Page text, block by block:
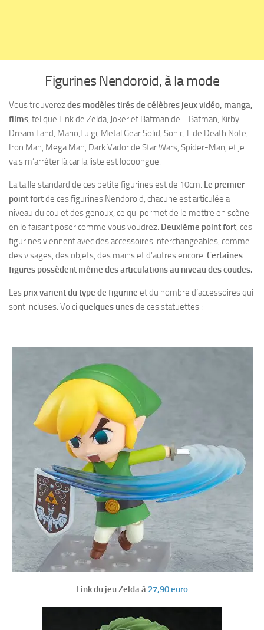
Figurines Nendoroid, à la mode
Vous trouverezdes modèles tirés de célèbres jeux vidéo, manga,
films, tel que Link de Zelda, Joker et Batman de… Batman, Kirby
Dream Land, Mario,Luigi, Metal Gear Solid, Sonic, L de Death Note,
Iron Man, Mega Man, Dark Vador de Star Wars, Spider-Man, et je
vais m’arrêter là car la liste est loooongue.
La taille standard de ces petite figurines est de 10cm. Le premier
point fortde ces figurines Nendoroid, chacune est articulée a
niveau du cou et des genoux, ce qui permet de le mettre en scène
en le faisant poser comme vous voudrez. Deuxième point fort, ces
figurines viennent avec des accessoires interchangeables, comme
des visages, des objets, des mains et d’autres encore. Certaines
figures possèdent même des articulations au niveau des coudes.
Les prix varient du type de figurine et du nombre d’accessoires qui
sont incluses. Voici quelques unesde ces statuettes :
Link du jeu Zelda à 27,90 euro